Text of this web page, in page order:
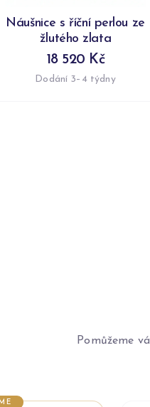
Náušnice s říční perlou ze
žlutého zlata
18 520 Kč
Dodání 3–4 týdny
Pomůžeme